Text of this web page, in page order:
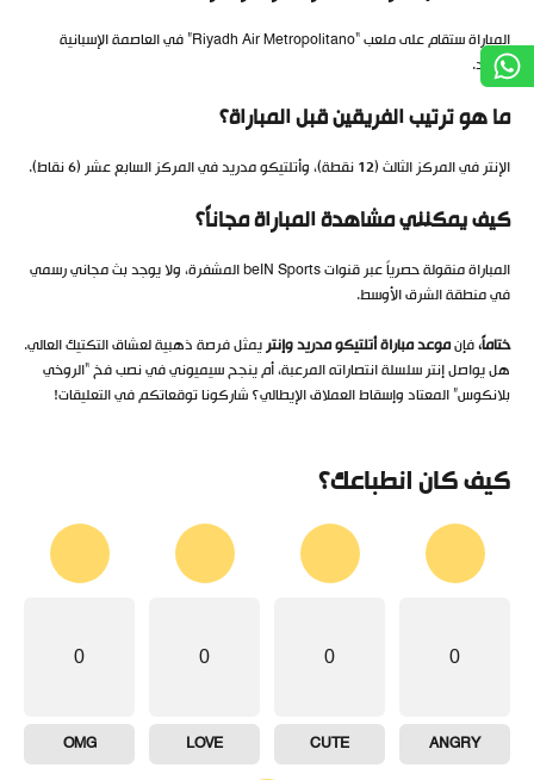
المباراة ستقام على ملعب “Riyadh Air Metropolitano” في العاصمة الإسبانية
مدريد.
ما هو ترتيب الفريقين قبل المباراة؟
الإنتر في المركز الثالث (12 نقطة)، وأتلتيكو مدريد في المركز السابع عشر (6 نقاط).
كيف يمكنني مشاهدة المباراة مجاناً؟
المباراة منقولة حصرياً عبر قنوات beIN Sports المشفرة، ولا يوجد بث مجاني رسمي
في منطقة الشرق الأوسط.
ختاماً،فإنموعد مباراة أتلتيكو مدريد وإنتريمثل فرصة ذهبية لعشاق التكتيك العالي.
هل يواصل إنتر سلسلة انتصاراته المرعبة، أم ينجح سيميوني في نصب فخ “الروخي
بلانكوس” المعتاد وإسقاط العملاق الإيطالي؟ شاركونا توقعاتكم في التعليقات!
كيف كان انطباعك؟
0
ANGRY
0
CUTE
0
LOVE
0
OMG